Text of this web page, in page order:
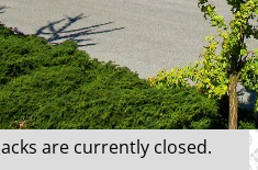
are currently closed.